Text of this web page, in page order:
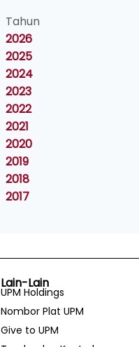
Tahun
2026
2025
2024
2023
2022
2021
2020
2019
2018
2017
Lain-Lain
UPM Holdings
Nombor Plat UPM
Give to UPM